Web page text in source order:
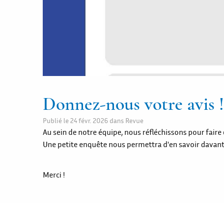
Donnez-nous votre avis !
Publié le24 févr. 2026 dans Revue
Au sein de notre équipe, nous réfléchissons pour
Une petite enquête nous permettra d'en savoir
Merci !